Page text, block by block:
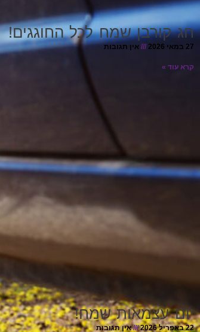
חג קורבן שמח לכל החוגגים!
27 במאי 2026 אין תגובות
קרא עוד »
יום עצמאות שמח!
22 באפריל 2026 אין תגובות